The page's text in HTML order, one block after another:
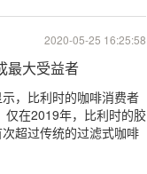
2020-05-25 16:25:58
最大受益者
，比利时的咖啡消费者
仅在2019年，比利时的胶
超过传统的过滤式咖啡